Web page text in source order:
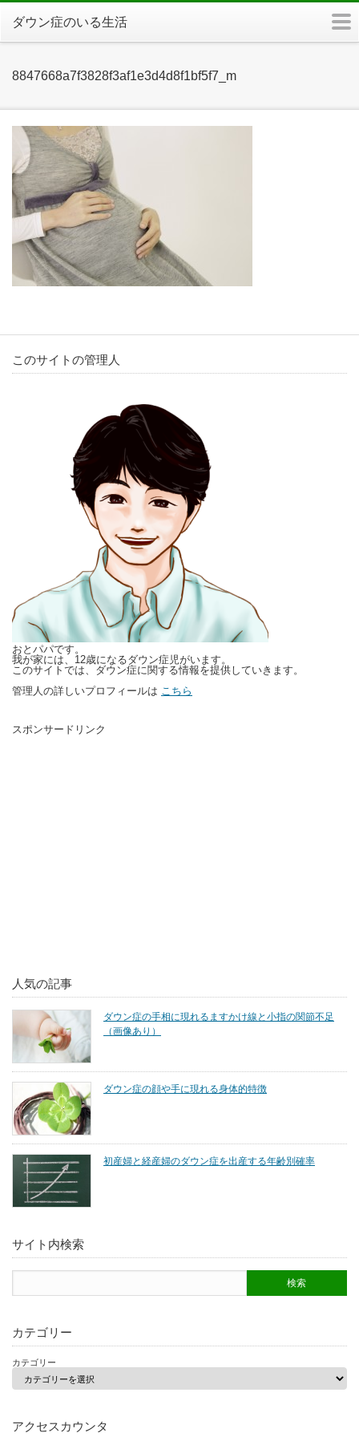
ダウン症のいる生活
8847668a7f3828f3af1e3d4d8f1bf5f7_m
このサイトの管理人
おとパパです。
我が家には、12歳になるダウン症児がいます。
このサイトでは、ダウン症に関する情報を提供していきます。
管理人の詳しいプロフィールは こちら
スポンサードリンク
人気の記事
ダウン症の手相に現れるますかけ線と小指の関節不足
（画像あり）
ダウン症の顔や手に現れる身体的特徴
初産婦と経産婦のダウン症を出産する年齢別確率
サイト内検索
カテゴリー
カテゴリー
アクセスカウンタ